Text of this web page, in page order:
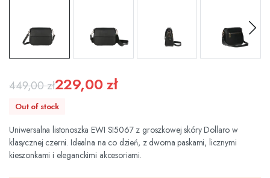
449,00zł
Pôvodná
cena
bola:
449,00 zł.
229,00zł
Aktuálna
cena
je:
229,00 zł.
Out of stock
Uniwersalna listonoszka EWI SI5067 z groszkowej skóry Dollaro w
klasycznej czerni. Idealna na co dzień, z dwoma paskami, licznymi
kieszonkami i eleganckimi akcesoriami.